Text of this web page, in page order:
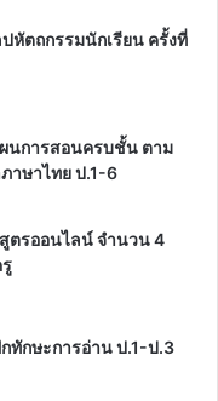
หัตถกรรมนักเรียน ครั้งที่
นการสอนครบชั้น ตาม
าษาไทย ป.1-6
ตรออนไลน์ จำนวน 4
ทักษะการอ่าน ป.1-ป.3